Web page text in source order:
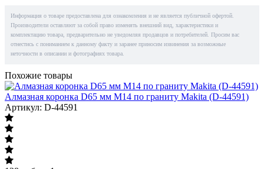
Информация о товаре предоставлена для ознакомления и не является публичной офертой.
Производители оставляют за собой право изменять внешний вид, характеристики и
комплектацию товара, предварительно не уведомляя продавцов и потребителей. Просим вас
отнестись с пониманием к данному факту и заранее приносим извинения за возможные
неточности в описании и фотографиях товара.
Похожие товары
Алмазная коронка D65 мм M14 по граниту Makita (D-44591)
Артикул: D-44591